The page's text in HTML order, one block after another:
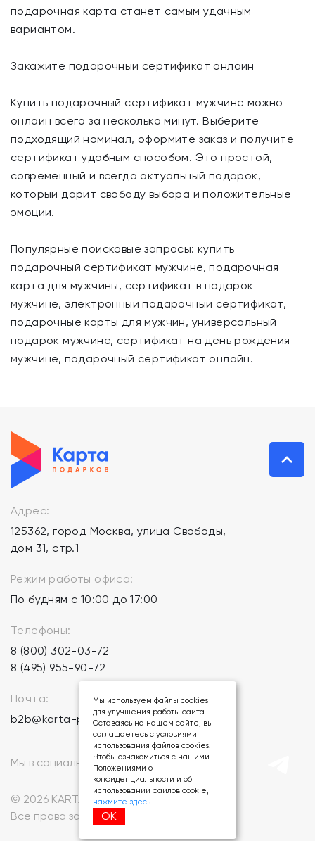
подарочная карта станет самым удачным
вариантом.
Закажите подарочный сертификат онлайн
Купить подарочный сертификат мужчине можно
онлайн всего за несколько минут. Выберите
подходящий номинал, оформите заказ и получите
сертификат удобным способом. Это простой,
современный и всегда актуальный подарок,
который дарит свободу выбора и положительные
эмоции.
Популярные поисковые запросы: купить
подарочный сертификат мужчине, подарочная
карта для мужчины, сертификат в подарок
мужчине, электронный подарочный сертификат,
подарочные карты для мужчин, универсальный
подарок мужчине, сертификат на день рождения
мужчине, подарочный сертификат онлайн.
Адрес:
125362, город Москва, улица Свободы,
дом 31, стр.1
Режим работы офиса:
По будням с 10:00 до 17:00
Телефоны:
8 (800) 302-03-72
8 (495) 955-90-72
Почта:
b2b@karta-podarkov.ru
© 2026 KARTA-PODARKOV.RU.
Все права защищены.
Мы в социальных сетях:
Мы используем файлы cookies
для улучшения работы сайта.
Оставаясь на нашем сайте, вы
соглашаетесь с условиями
использования файлов cookies.
Чтобы ознакомиться с нашими
Положениями о
конфиденциальности и об
использовании файлов cookie,
нажмите здесь.
ОК